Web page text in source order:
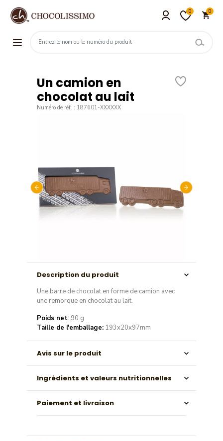
0 0
Un camion en
chocolat au lait
Numéro de réf. : 187601-XXXXXX
Description du produit
Une barre de chocolat en forme de camion avec
une remorque en chocolat au lait.
Poids net: 90 g
Taille de l'emballage: 193x20x97mm
Avis sur le produit
Ingrédients et valeurs nutritionnelles
Paiement et livraison